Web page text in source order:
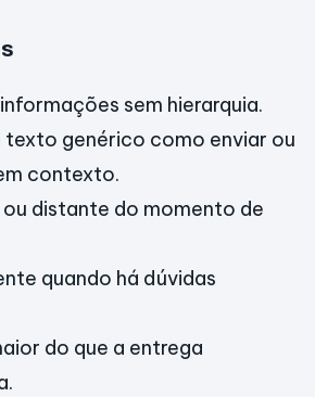
sem hierarquia.
genérico como enviar ou
contexto.
distante do momento de
quando há dúvidas
do que a entrega